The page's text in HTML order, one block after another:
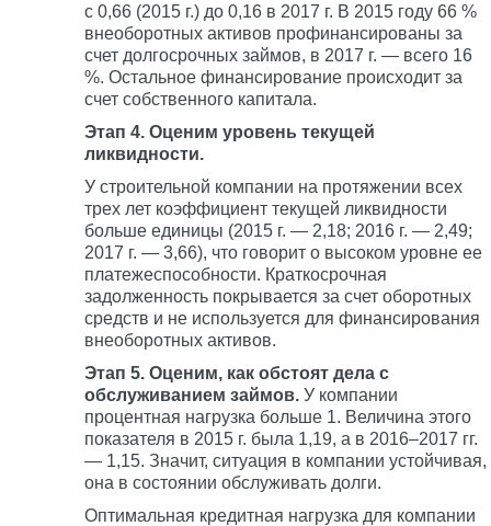
с 0,66 (2015 г.) до 0,16 в 2017 г. В 2015 году 66 %
внеоборотных активов профинансированы за
счет долгосрочных займов, в 2017 г. — всего 16
%. Остальное финансирование происходит за
счет собственного капитала.
Этап 4. Оценим уровень текущей
ликвидности.
У строительной компании на протяжении всех
трех лет коэффициент текущей ликвидности
больше единицы (2015 г. — 2,18; 2016 г. — 2,49;
2017 г. — 3,66), что говорит о высоком уровне ее
платежеспособности. Краткосрочная
задолженность покрывается за счет оборотных
средств и не используется для финансирования
внеоборотных активов.
Этап 5. Оценим, как обстоят дела с
обслуживанием займов.У компании
процентная нагрузка больше 1. Величина этого
показателя в 2015 г. была 1,19, а в 2016–2017 гг.
— 1,15. Значит, ситуация в компании устойчивая,
она в состоянии обслуживать долги.
Оптимальная кредитная нагрузка для компании